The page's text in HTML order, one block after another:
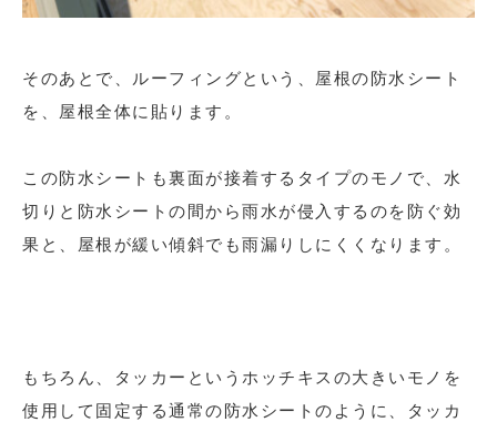
そのあとで、ルーフィングという、屋根の防水シート
を、屋根全体に貼ります。
この防水シートも裏面が接着するタイプのモノで、水
切りと防水シートの間から雨水が侵入するのを防ぐ効
果と、屋根が緩い傾斜でも雨漏りしにくくなります。
もちろん、タッカーというホッチキスの大きいモノを
使用して固定する通常の防水シートのように、タッカ